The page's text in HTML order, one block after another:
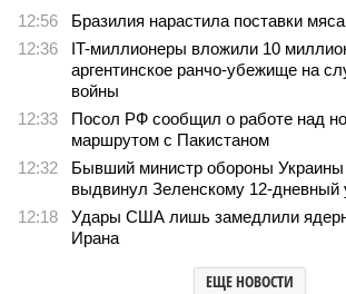
12:56
Бразилия нарастила поставки
12:36
IT-миллионеры вложили 10
аргентинское ранчо-убежище на
войны
12:33
Посол РФ сообщил о работе над
маршрутом с Пакистаном
12:32
Бывший министр обороны
выдвинул Зеленскому 12-дневный
12:18
Удары США лишь замедлили
Ирана
ЕЩЕ НОВОСТИ